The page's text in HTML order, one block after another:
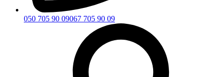
050 705 90 09067 705 90 09